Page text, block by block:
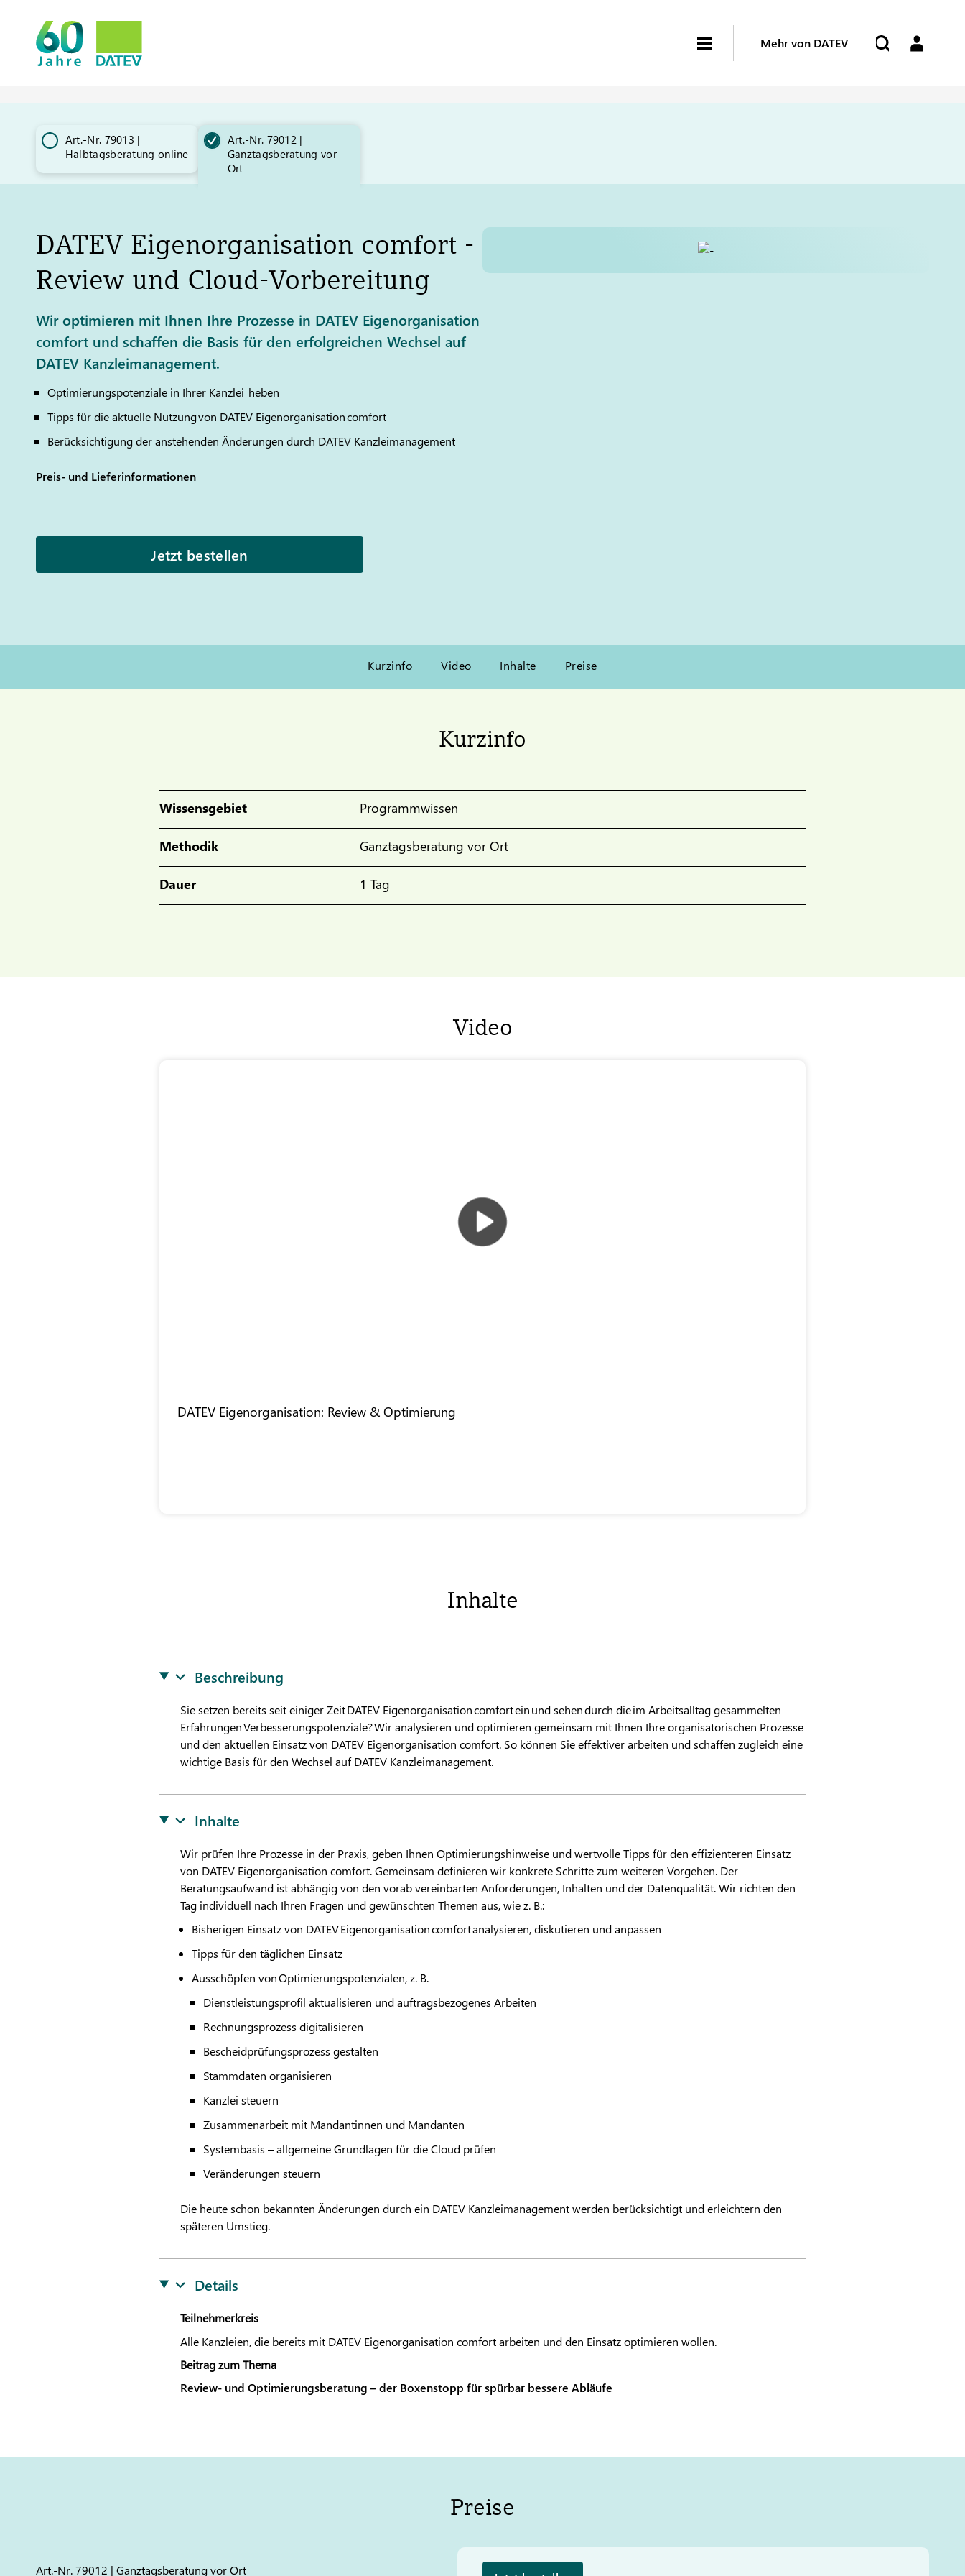
Mehr von DATEV
Art.-Nr. 79013 |
Halbtagsberatung online
Art.-Nr. 79012 |
Ganztagsberatung vor
Ort
DATEVEigenorganisation comfort -
Review und Cloud-Vorbereitung
Wir optimieren mit Ihnen Ihre Prozesse in DATEV Eigenorganisation
comfort und schaffen die Basis für den erfolgreichen Wechsel auf
DATEV Kanzleimanagement.
Optimierungspotenziale in Ihrer Kanzlei heben
Tipps für die aktuelle Nutzung von DATEV Eigenorganisation comfort
Berücksichtigung der anstehenden Änderungen durch DATEV Kanzleimanagement
Preis- und Lieferinformationen
Jetzt bestellen
Kurzinfo Video Inhalte Preise
Kurzinfo
Wissensgebiet Programmwissen
Methodik Ganztagsberatung vor Ort
Dauer 1 Tag
Video
DATEV Eigenorganisation: Review & Optimierung
Inhalte
Beschreibung
Sie setzen bereits seit einiger ZeitDATEVEigenorganisation comfort ein und sehen durch die im Arbeitsalltag gesammelten
Erfahrungen Verbesserungspotenziale? Wir analysieren und optimieren gemeinsam mit Ihnen Ihre organisatorischen Prozesse
und den aktuellen Einsatz von DATEVEigenorganisation comfort. So können Sie effektiver arbeiten und schaffen zugleich eine
wichtige Basis für den Wechsel aufDATEVKanzleimanagement.
Inhalte
Wir prüfen Ihre Prozesse in der Praxis, geben Ihnen Optimierungshinweise und wertvolle Tipps für den effizienteren Einsatz
von DATEVEigenorganisation comfort. Gemeinsam definieren wir konkrete Schritte zum weiteren Vorgehen. Der
Beratungsaufwand ist abhängig von den vorab vereinbarten Anforderungen, Inhalten und der Datenqualität. Wir richten den
Tag individuell nach Ihren Fragen und gewünschten Themen aus, wie z. B.:
Bisherigen Einsatz von DATEVEigenorganisation comfort analysieren, diskutieren und anpassen
Tipps für den täglichen Einsatz
Ausschöpfen von Optimierungspotenzialen, z. B.
Dienstleistungsprofil aktualisieren und auftragsbezogenes Arbeiten
Rechnungsprozess digitalisieren
Bescheidprüfungsprozess gestalten
Stammdaten organisieren
Kanzlei steuern
Zusammenarbeit mit Mandantinnen und Mandanten
Systembasis – allgemeine Grundlagen für die Cloud prüfen
Veränderungen steuern
Die heute schon bekannten Änderungen durch ein DATEVKanzleimanagement werden berücksichtigt und erleichtern den
späteren Umstieg.
Details
Teilnehmerkreis
Alle Kanzleien, die bereits mit DATEVEigenorganisation comfort arbeiten und den Einsatz optimieren wollen.
Beitrag zum Thema
Review- und Optimierungsberatung – der Boxenstopp für spürbar bessere Abläufe
Preise
Art.-Nr. 79012 | Ganztagsberatung vor Ort